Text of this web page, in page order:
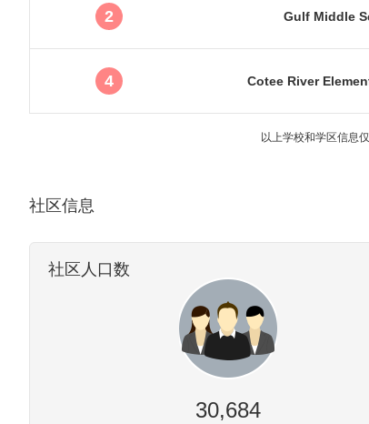
元，年涨幅达
2 Gulf Middle
4 Cotee River
以上学校和学区信息
社区信息
社区人口数
30,684